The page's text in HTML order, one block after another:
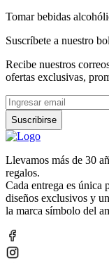
Tomar bebidas
Suscríbete a nuestro
Recibe nuestros
ofertas exclusivas,
Suscribirse
Llevamos más de 30
regalos.
Cada entrega es única
diseños exclusivos y
la marca símbolo del